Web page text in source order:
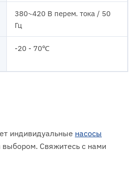
380~420 В перем. тока / 50
Гц
-20 - 70℃
индивидуальные насосы
Свяжитесь с нами